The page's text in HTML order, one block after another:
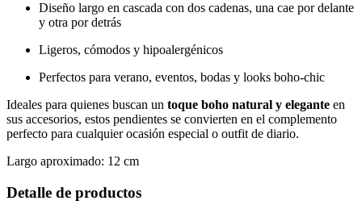
Diseño largo en cascada con dos cadenas, una cae por delante
y otra por detrás
Ligeros, cómodos y hipoalergénicos
Perfectos para verano, eventos, bodas y looks boho-chic
Ideales para quienes buscan un toque boho natural y elegante en
sus accesorios, estos pendientes se convierten en el complemento
perfecto para cualquier ocasión especial o outfit de diario.
Largo aproximado: 12 cm
Detalle de productos